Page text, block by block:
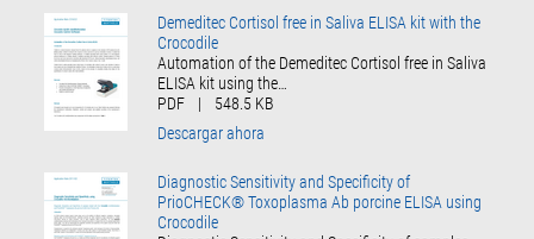
Demeditec Cortisol free in Saliva ELISA kit with the
Crocodile
Automation of the Demeditec Cortisol free in Saliva
ELISA kit using the…
PDF
|
548.5 KB
Descargar ahora
Diagnostic Sensitivity and Specificity of
PrioCHECK® Toxoplasma Ab porcine ELISA using
Crocodile